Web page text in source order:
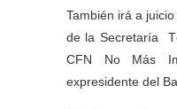
También irá a
de la Secretaría
CFN No Más
expresidente del